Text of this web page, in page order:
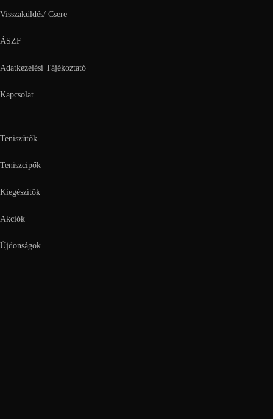
Visszaküldés/ Csere
ÁSZF
Adatkezelési Tájékoztató
Kapcsolat
Teniszütők
Teniszcipők
Kiegészítők
Akciók
Újdonságok